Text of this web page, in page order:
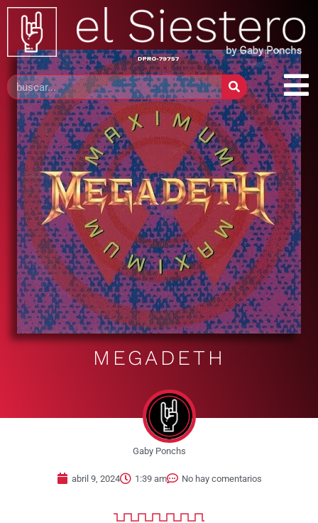
MEGADETH
Gaby Ponchs
abril 9, 2024 1:39 am No hay comentarios